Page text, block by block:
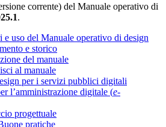
corrente) del Manuale operativo di
.
e uso del Manuale operativo di design
e storico
del manuale
al manuale
per i servizi pubblici digitali
l’amministrazione digitale (e-
progettuale
pratiche